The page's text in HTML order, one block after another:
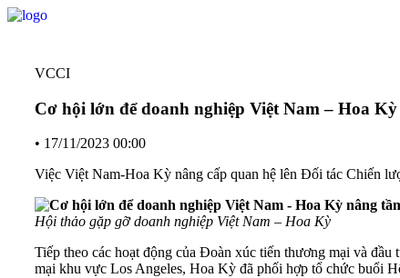
VCCI
Cơ hội lớn để doanh nghiệp Việt Nam – Hoa
• 17/11/2023 00:00
Việc Việt Nam-Hoa Kỳ nâng cấp quan hệ lên Đối tác Chiến
Hội thảo gặp gỡ doanh nghiệp Việt Nam – Hoa Kỳ
Tiếp theo các hoạt động của Đoàn xúc tiến thương mại và
mại khu vực Los Angeles, Hoa Kỳ đã phối hợp tổ chức buổi